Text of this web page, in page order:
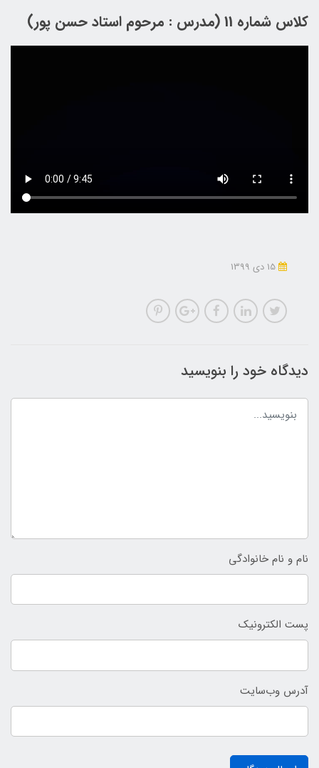
کلاس شماره 11 (مدرس : مرحوم استاد حسن پور)
دیدگاه خود را بنویسید
نام و نام خانوادگی
پست الکترونیک
آدرس وب‌سایت